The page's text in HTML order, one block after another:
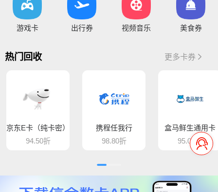
将于15:30维护，恢复待通知
您好，目前银行卡提现暂时维护，恢复待通知，给您
您好 平台新增中百提货券 骏卡益汇卡 骏卡随心卡 欢迎大家前来提交
游戏卡 出行券 视频音乐 美食券
热门回收 更多卡券
京东E卡（纯卡密）
94.50折
携程任我行
98.80折
盒马鲜生通用卡
95.00折